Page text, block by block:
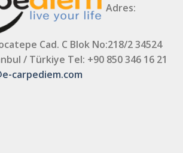
Adres:
Cad. C Blok No:218/2 34524
/ Türkiye Tel: +90 850 346 16 21
carpediem.com